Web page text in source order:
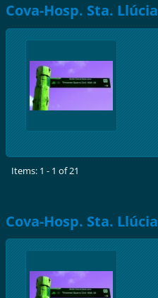
Cova-Hosp. Sta. Llúcia
Items: 1 - 1 of 21
Cova-Hosp. Sta. Llúcia